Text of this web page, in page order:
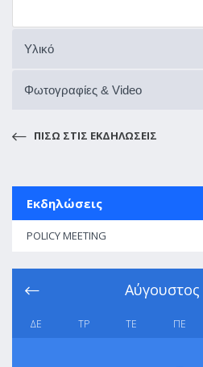
Υλικό
Φωτογραφίες & Video
ΠΙΣΩ ΣΤΙΣ ΕΚΔΗΛΩΣΕΙΣ
Εκδηλώσεις
POLICY MEETING
Αύγουστος
ΔΕ ΤΡ ΤΕ ΠΕ